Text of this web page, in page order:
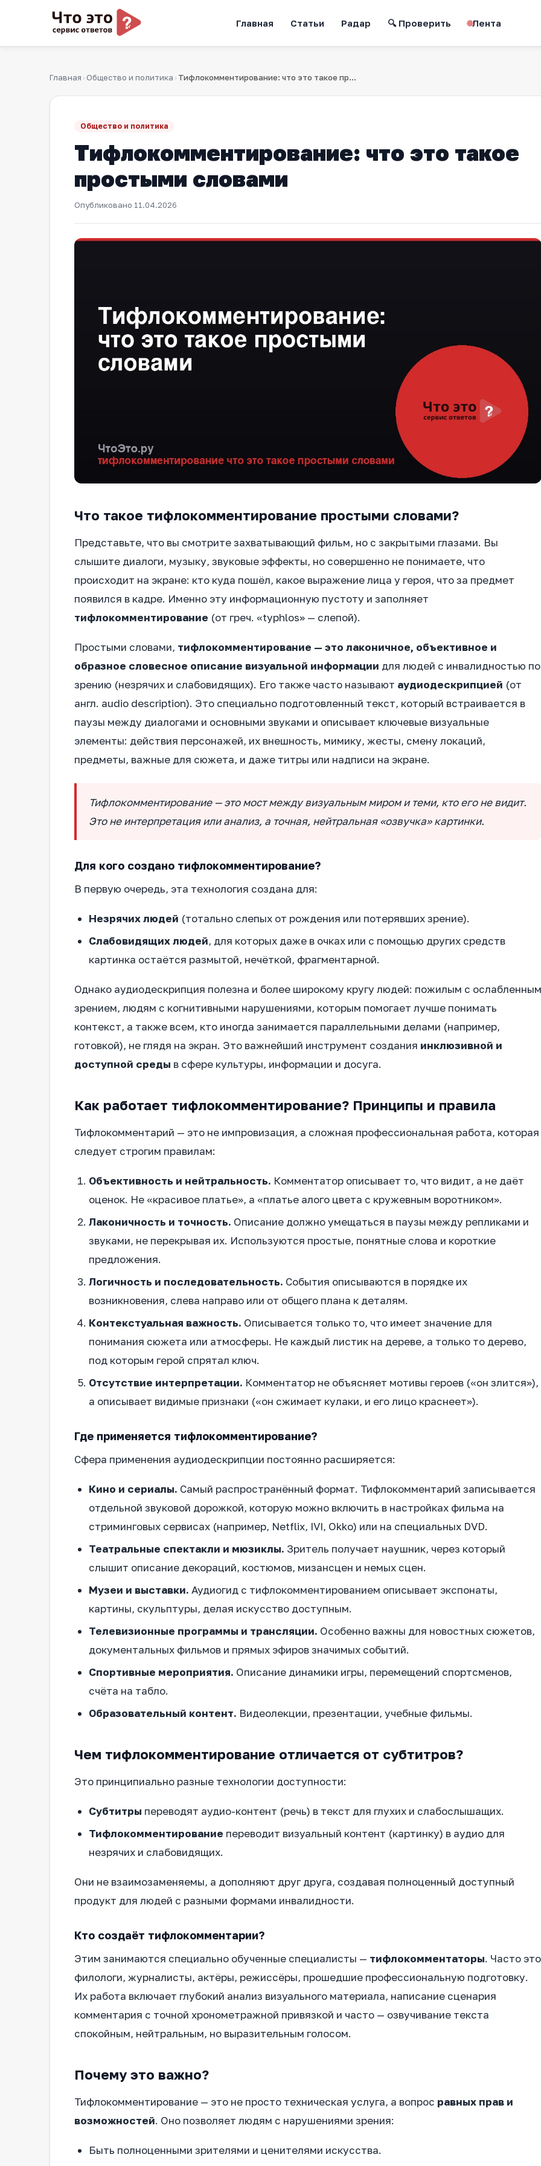
Главная Статьи Радар 🔍 Проверить Лента
Главная › Общество и политика › Тифлокомментирование: что это такое простыми словами
Общество и политика
Тифлокомментирование: что это такое
простыми словами
Опубликовано 11.04.2026
Что такое тифлокомментирование простыми словами?
Представьте, что вы смотрите захватывающий фильм, но с закрытыми глазами. Вы
слышите диалоги, музыку, звуковые эффекты, но совершенно не понимаете, что
происходит на экране: кто куда пошёл, какое выражение лица у героя, что за предмет
появился в кадре. Именно эту информационную пустоту и заполняет
тифлокомментирование (от греч. «typhlos» — слепой).
Простыми словами, тифлокомментирование — это лаконичное, объективное и
образное словесное описание визуальной информации для людей с инвалидностью по
зрению (незрячих и слабовидящих). Его также часто называют аудиодескрипцией (от
англ. audio description). Это специально подготовленный текст, который встраивается в
паузы между диалогами и основными звуками и описывает ключевые визуальные
элементы: действия персонажей, их внешность, мимику, жесты, смену локаций,
предметы, важные для сюжета, и даже титры или надписи на экране.
Тифлокомментирование — это мост между визуальным миром и теми, кто его не видит.
Это не интерпретация или анализ, а точная, нейтральная «озвучка» картинки.
Для кого создано тифлокомментирование?
В первую очередь, эта технология создана для:
Незрячих людей (тотально слепых от рождения или потерявших зрение).
Слабовидящих людей, для которых даже в очках или с помощью других средств
картинка остаётся размытой, нечёткой, фрагментарной.
Однако аудиодескрипция полезна и более широкому кругу людей: пожилым с ослабленным
зрением, людям с когнитивными нарушениями, которым помогает лучше понимать
контекст, а также всем, кто иногда занимается параллельными делами (например,
готовкой), не глядя на экран. Это важнейший инструмент создания инклюзивной и
доступной среды в сфере культуры, информации и досуга.
Как работает тифлокомментирование? Принципы и правила
Тифлокомментарий — это не импровизация, а сложная профессиональная работа, которая
следует строгим правилам:
Объективность и нейтральность. Комментатор описывает то, что видит, а не даёт
оценок. Не «красивое платье», а «платье алого цвета с кружевным воротником».
Лаконичность и точность. Описание должно умещаться в паузы между репликами и
звуками, не перекрывая их. Используются простые, понятные слова и короткие
предложения.
Логичность и последовательность. События описываются в порядке их
возникновения, слева направо или от общего плана к деталям.
Контекстуальная важность. Описывается только то, что имеет значение для
понимания сюжета или атмосферы. Не каждый листик на дереве, а только то дерево,
под которым герой спрятал ключ.
Отсутствие интерпретации. Комментатор не объясняет мотивы героев («он злится»),
а описывает видимые признаки («он сжимает кулаки, и его лицо краснеет»).
Где применяется тифлокомментирование?
Сфера применения аудиодескрипции постоянно расширяется:
Кино и сериалы. Самый распространённый формат. Тифлокомментарий записывается
отдельной звуковой дорожкой, которую можно включить в настройках фильма на
стриминговых сервисах (например, Netflix, IVI, Okko) или на специальных DVD.
Театральные спектакли и мюзиклы. Зритель получает наушник, через который
слышит описание декораций, костюмов, мизансцен и немых сцен.
Музеи и выставки. Аудиогид с тифлокомментированием описывает экспонаты,
картины, скульптуры, делая искусство доступным.
Телевизионные программы и трансляции. Особенно важны для новостных сюжетов,
документальных фильмов и прямых эфиров значимых событий.
Спортивные мероприятия. Описание динамики игры, перемещений спортсменов,
счёта на табло.
Образовательный контент. Видеолекции, презентации, учебные фильмы.
Чем тифлокомментирование отличается от субтитров?
Это принципиально разные технологии доступности:
Субтитры переводят аудио-контент (речь) в текст для глухих и слабослышащих.
Тифлокомментирование переводит визуальный контент (картинку) в аудио для
незрячих и слабовидящих.
Они не взаимозаменяемы, а дополняют друг друга, создавая полноценный доступный
продукт для людей с разными формами инвалидности.
Кто создаёт тифлокомментарии?
Этим занимаются специально обученные специалисты — тифлокомментаторы. Часто это
филологи, журналисты, актёры, режиссёры, прошедшие профессиональную подготовку.
Их работа включает глубокий анализ визуального материала, написание сценария
комментария с точной хронометражной привязкой и часто — озвучивание текста
спокойным, нейтральным, но выразительным голосом.
Почему это важно?
Тифлокомментирование — это не просто техническая услуга, а вопрос равных прав и
возможностей. Оно позволяет людям с нарушениями зрения:
Быть полноценными зрителями и ценителями искусства.